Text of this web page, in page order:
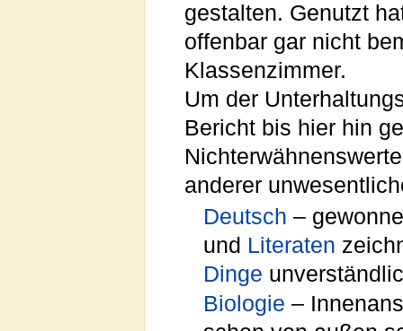
gestalten. Genutzt
offenbar gar nicht
Klassenzimmer.
Um der
Bericht bis hier hin
anderer
Deutsch –
und Literaten
Dinge
Biologie –